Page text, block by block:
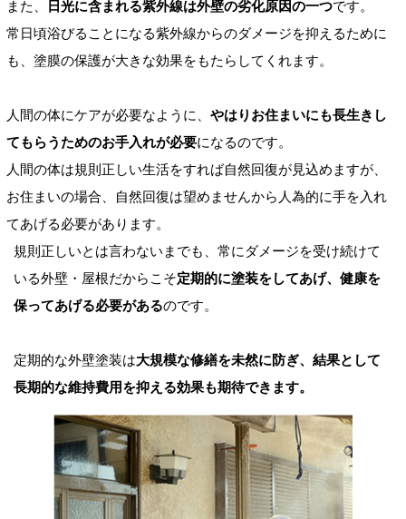
また、 日光に含まれる紫外線は外壁の劣化原因の一つです。
常日頃浴びることになる紫外線からのダメージを抑えるために
も、塗膜の保護が大きな効果をもたらしてくれます。
人間の体にケアが必要なように、 やはりお住まいにも長生きし
てもらうためのお手入れが必要になるのです。
人間の体は規則正しい生活をすれば自然回復が見込めますが、
お住まいの場合、自然回復は望めませんから人為的に手を入れ
てあげる必要があります。
規則正しいとは言わないまでも、常にダメージを受け続けて
いる外壁・屋根だからこそ定期的に塗装をしてあげ、健康を
保ってあげる必要があるのです。
定期的な外壁塗装は大規模な修繕を未然に防ぎ、結果として
長期的な維持費用を抑える効果も期待できます。